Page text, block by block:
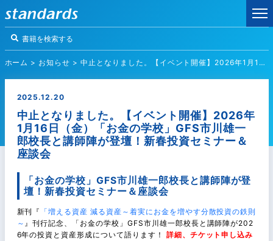
ホーム > お知らせ >中止となりました。【イベント開催】2026年1月16日（金）「お金の学校」GFS市川雄一郎校長と講師陣が登壇！新春投資セミナー＆座談会
2025.12.20
中止となりました。【イベント開催】2026年
1月16日（金）「お金の学校」GFS市川雄一
郎校長と講師陣が登壇！新春投資セミナー＆
座談会
「お金の学校」GFS市川雄一郎校長と講師陣が登
壇！新春投資セミナー＆座談会
新刊『 「増える資産 減る資産～着実にお金を増やす分散投資の鉄則
～ 』刊行記念、「お金の学校」GFS市川雄一郎校長と講師陣が202
6年の投資と資産形成について語ります！ 詳細、チケット申し込み